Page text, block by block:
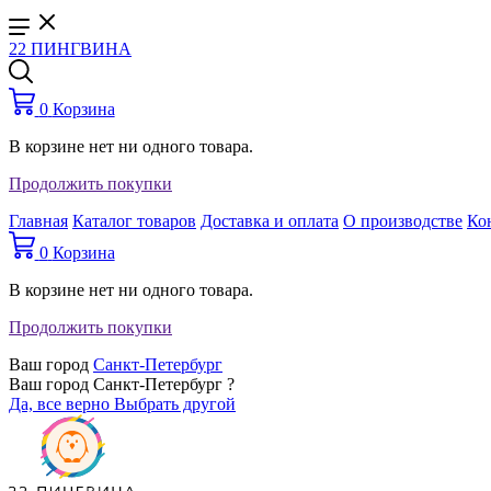
22 ПИНГВИНА
0 Корзина
В корзине нет ни одного товара.
Продолжить покупки
Главная Каталог товаров Доставка и оплата О производстве
0 Корзина
В корзине нет ни одного товара.
Продолжить покупки
Ваш город Санкт-Петербург
Ваш город Санкт-Петербург ?
Да, все верно Выбрать другой